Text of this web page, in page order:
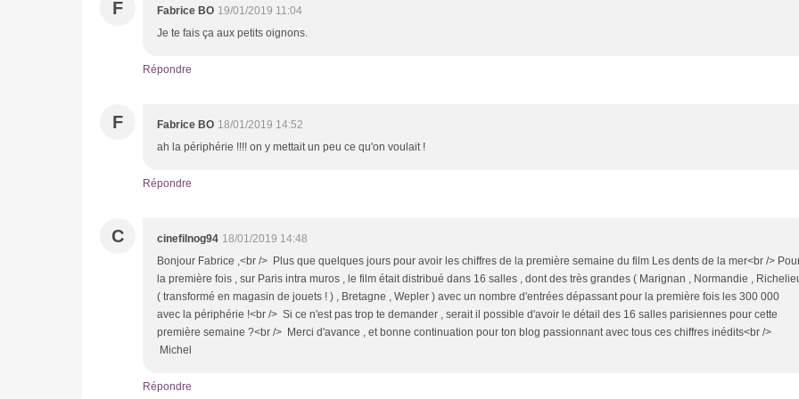
F Fabrice BO 19/01/2019 11:04
Je te fais ça aux petits oignons.
Répondre
F Fabrice BO 18/01/2019 14:52
ah la périphérie !!!! on y mettait un peu ce qu'on voulait !
Répondre
C cinefilnog94 18/01/2019 14:48
Bonjour Fabrice ,<br /> Plus que quelques jours pour avoir les chiffres de la première semaine du film Les dents de la mer<br />
la première fois , sur Paris intra muros , le film était distribué dans 16 salles , dont des très grandes ( Marignan , Normandie ,
( transformé en magasin de jouets ! ) , Bretagne , Wepler ) avec un nombre d'entrées dépassant pour la première fois les 300 000
avec la périphérie !<br /> Si ce n'est pas trop te demander , serait il possible d'avoir le détail des 16 salles parisiennes pour cette
première semaine ?<br /> Merci d'avance , et bonne continuation pour ton blog passionnant avec tous ces chiffres inédits<br />
Michel
Répondre